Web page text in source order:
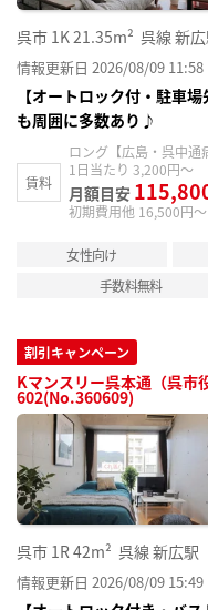
呉市 1K21.35m² 呉線 新
情報更新日 2026/08/09 11:58
【オートロック付・駐車
も周囲に多数あり♪
賃料
ロング【広島・呉中通
1日当たり 3,200円～
月額目安
初期費用他 16,500円～
女性向け
手数料無料
割引キャンペーン
Kマンスリー呉本通（呉市
602(No.360609)
呉市 1R42m² 呉線 新広駅
情報更新日 2026/08/09 15:49